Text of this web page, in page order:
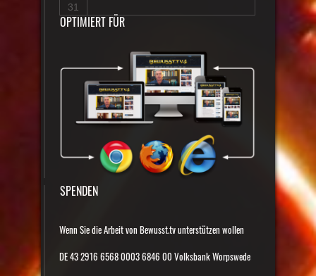
31
OPTIMIERT FÜR
SPENDEN
Wenn Sie die Arbeit von Bewusst.tv unterstützen wollen
DE 43 2916 6568 0003 6846 00 Volksbank Worpswede